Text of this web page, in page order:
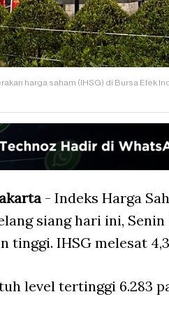
harga saham (IHSG) di Bursa Efek
- Indeks Harga
siang hari ini,
tinggi. IHSG melesat
level tertinggi 6.283